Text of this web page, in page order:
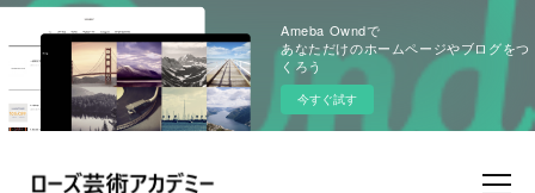
Ameba Owndで
あなただけのホームページやブログをつ
くろう
今すぐ試す